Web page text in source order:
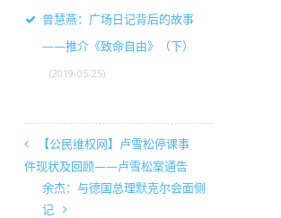
曾慧燕：广场日记背后的故事
——推介《致命自由》（下）
(2019-05-25)
【公民维权网】卢雪松停课事
件现状及回顾——卢雪松案通告
余杰：与德国总理默克尔会面侧
记